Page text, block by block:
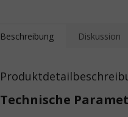
Beschreibung Diskussion
Technische